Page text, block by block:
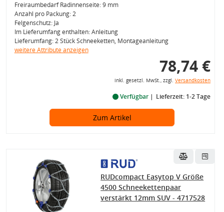
Freiraumbedarf Radinnenseite: 9 mm
Anzahl pro Packung: 2
Felgenschutz: Ja
Im Lieferumfang enthalten: Anleitung
Lieferumfang: 2 Stück Schneeketten, Montageanleitung
weitere Attribute anzeigen
78,74 €
inkl. gesetzl. MwSt., zzgl. Versandkosten
Verfügbar Lieferzeit: 1-2 Tage
Zum Artikel
RUDcompact Easytop V Größe
4500 Schneekettenpaar
verstärkt 12mm SUV - 4717528